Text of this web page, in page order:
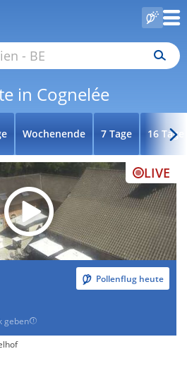
in Cognelée
Wochenende 7 Tage 16 Tage
LIVE
Pollenflug heute
geben